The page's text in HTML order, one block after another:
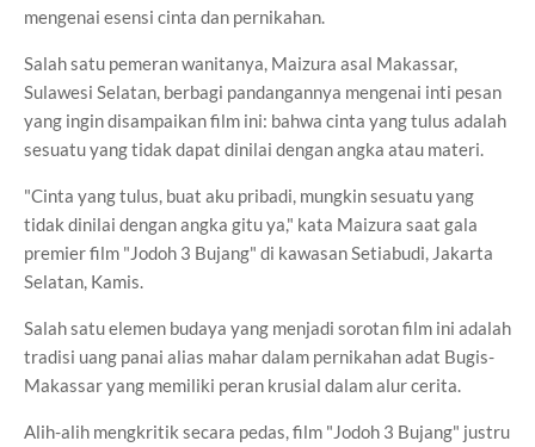
mengenai esensi cinta dan pernikahan.
Salah satu pemeran wanitanya, Maizura asal Makassar,
Sulawesi Selatan, berbagi pandangannya mengenai inti pesan
yang ingin disampaikan film ini: bahwa cinta yang tulus adalah
sesuatu yang tidak dapat dinilai dengan angka atau materi.
"Cinta yang tulus, buat aku pribadi, mungkin sesuatu yang
tidak dinilai dengan angka gitu ya," kata Maizura saat gala
premier film "Jodoh 3 Bujang" di kawasan Setiabudi, Jakarta
Selatan, Kamis.
Salah satu elemen budaya yang menjadi sorotan film ini adalah
tradisi uang panai alias mahar dalam pernikahan adat Bugis-
Makassar yang memiliki peran krusial dalam alur cerita.
Alih-alih mengkritik secara pedas, film "Jodoh 3 Bujang" justru